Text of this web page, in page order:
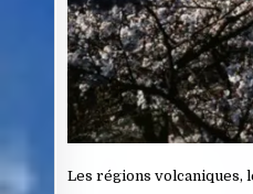
Les régions volcaniques,